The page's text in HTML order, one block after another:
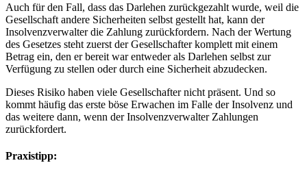
Auch für den Fall, dass das Darlehen zurückgezahlt wurde, weil die
Gesellschaft andere Sicherheiten selbst gestellt hat, kann der
Insolvenzverwalter die Zahlung zurückfordern. Nach der Wertung
des Gesetzes steht zuerst der Gesellschafter komplett mit einem
Betrag ein, den er bereit war entweder als Darlehen selbst zur
Verfügung zu stellen oder durch eine Sicherheit abzudecken.
Dieses Risiko haben viele Gesellschafter nicht präsent. Und so
kommt häufig das erste böse Erwachen im Falle der Insolvenz und
das weitere dann, wenn der Insolvenzverwalter Zahlungen
zurückfordert.
Praxistipp: